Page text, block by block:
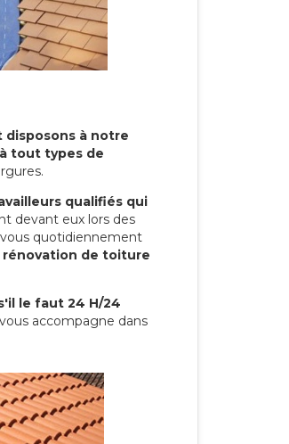
disposons à notre
tout types de
qualifiés qui
devant eux lors des
quotidiennement
rénovation de toiture
le faut 24 H/24
accompagne dans